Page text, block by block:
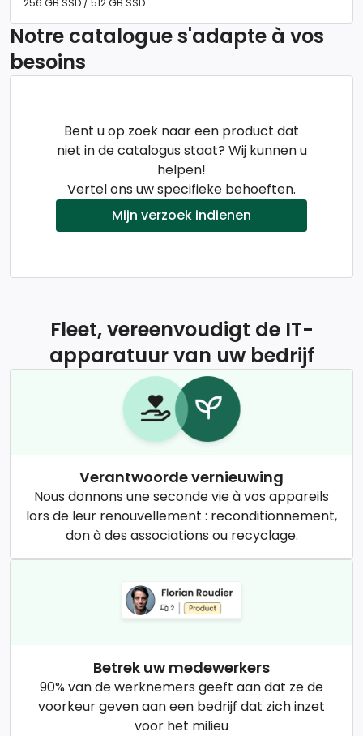
Notre catalogue s'adapte à vos
besoins
Bent u op zoek naar een product dat
niet in de catalogus staat? Wij kunnen u
helpen!
Vertel ons uw specifieke behoeften.
Mijn verzoek indienen
Fleet, vereenvoudigt de IT-
apparatuur van uw bedrijf
Verantwoorde vernieuwing
Nous donnons une seconde vie à vos appareils
lors de leur renouvellement : reconditionnement,
don à des associations ou recyclage.
Betrek uw medewerkers
90% van de werknemers geeft aan dat ze de
voorkeur geven aan een bedrijf dat zich inzet
voor het milieu